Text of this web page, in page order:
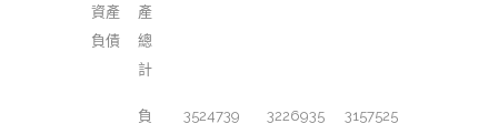
資產
負債
產
總
計
負
3524739 3226935 3157525